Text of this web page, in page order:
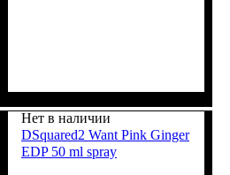
Нет в наличии
DSquared2 Want Pink Ginger
EDP 50 ml spray